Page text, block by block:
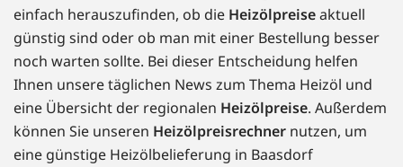
einfach herauszufinden, ob die Heizölpreiseaktuell
günstig sind oder ob man mit einer Bestellung besser
noch warten sollte. Bei dieser Entscheidung helfen
Ihnen unsere täglichen News zum Thema Heizöl und
eine Übersicht der regionalen Heizölpreise. Außerdem
können Sie unseren Heizölpreisrechner nutzen, um
eine günstige Heizölbelieferung in Baasdorf